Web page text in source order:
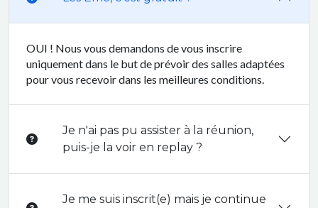
OUI ! Nous vous demandons de vous inscrire
uniquement dans le but de prévoir des salles adaptées
pour vous recevoir dans les meilleures conditions.
Je n'ai pas pu assister à la réunion,
puis-je la voir en replay ?
Je me suis inscrit(e) mais je continue